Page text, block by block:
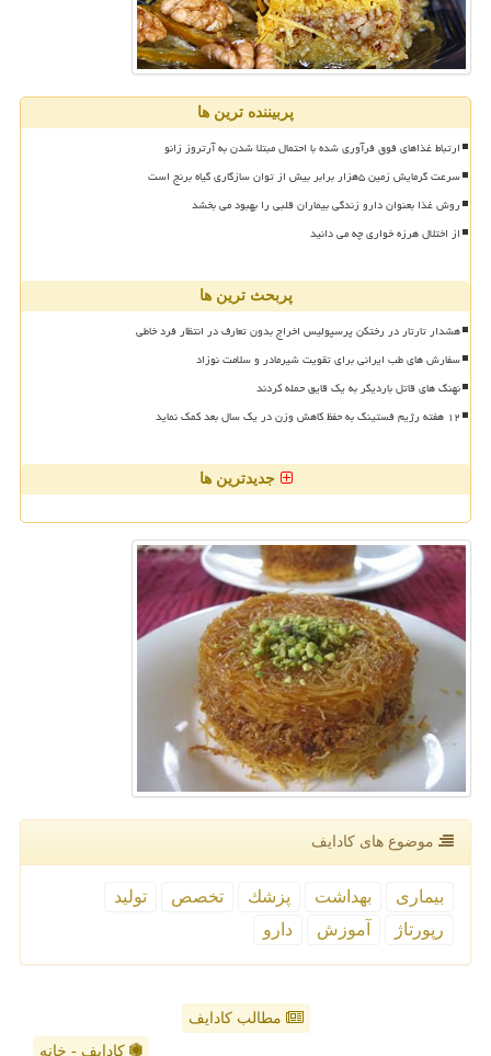
پربیننده ترین ها
ارتباط غذاهای فوق فرآوری شده با احتمال مبتلا شدن به آرتروز زانو
سرعت گرمایش زمین ۵هزار برابر بیش از توان سازگاری گیاه برنج است
روش غذا بعنوان دارو زندگی بیماران قلبی را بهبود می بخشد
از اختلال هرزه خواری چه می دانید
پربحث ترین ها
هشدار تارتار در رختکن پرسپولیس اخراج بدون تعارف در انتظار فرد خاطی
سفارش های طب ایرانی برای تقویت شیرمادر و سلامت نوزاد
نهنگ های قاتل باردیگر به یک قایق حمله کردند
۱۲ هفته رژیم فستینگ به حفظ کاهش وزن در یک سال بعد کمک نماید
جدیدترین ها
موضوع های كادایف
بیماری بهداشت پزشك تخصص
تولید
رپورتاژ
آموزش دارو
مطالب کادایف
کادایف - خانه